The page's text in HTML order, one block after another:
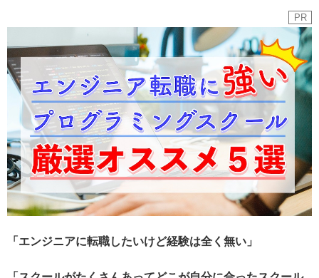
PR
「エンジニアに転職したいけど経験は全く無い」